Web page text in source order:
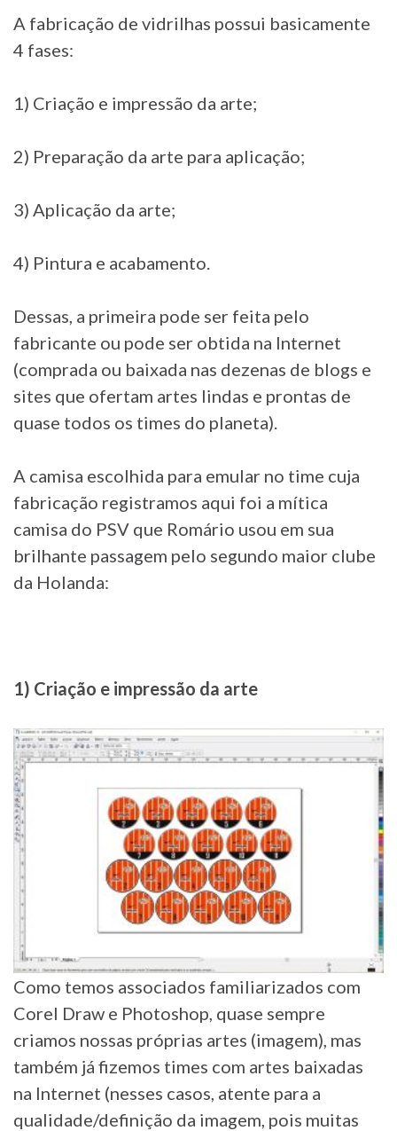
A fabricação de vidrilhas possui basicamente
4 fases:
1) Criação e impressão da arte;
2) Preparação da arte para aplicação;
3) Aplicação da arte;
4) Pintura e acabamento.
Dessas, a primeira pode ser feita pelo
fabricante ou pode ser obtida na Internet
(comprada ou baixada nas dezenas de blogs e
sites que ofertam artes lindas e prontas de
quase todos os times do planeta).
A camisa escolhida para emular no time cuja
fabricação registramos aqui foi a mítica
camisa do PSV que Romário usou em sua
brilhante passagem pelo segundo maior clube
da Holanda:
1) Criação e impressão da arte
Como temos associados familiarizados com
Corel Draw e Photoshop, quase sempre
criamos nossas próprias artes (imagem), mas
também já fizemos times com artes baixadas
na Internet (nesses casos, atente para a
qualidade/definição da imagem, pois muitas